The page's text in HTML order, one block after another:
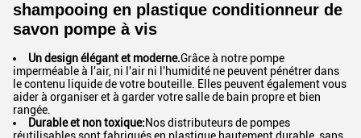
shampooing en plastique conditionneur de
savon pompe à vis
Un design élégant et moderne.Grâce à notre pompe
imperméable à l'air, ni l'air ni l'humidité ne peuvent pénétrer dans
le contenu liquide de votre bouteille. Elles peuvent également vous
aider à organiser et à garder votre salle de bain propre et bien
rangée.
Durable et non toxique:Nos distributeurs de pompes